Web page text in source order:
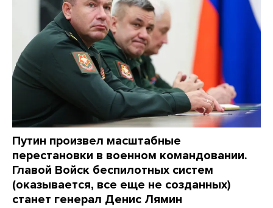
Путин произвел масштабные
перестановки в военном командовании.
Главой Войск беспилотных систем
(оказывается, все еще не созданных)
станет генерал Денис Лямин